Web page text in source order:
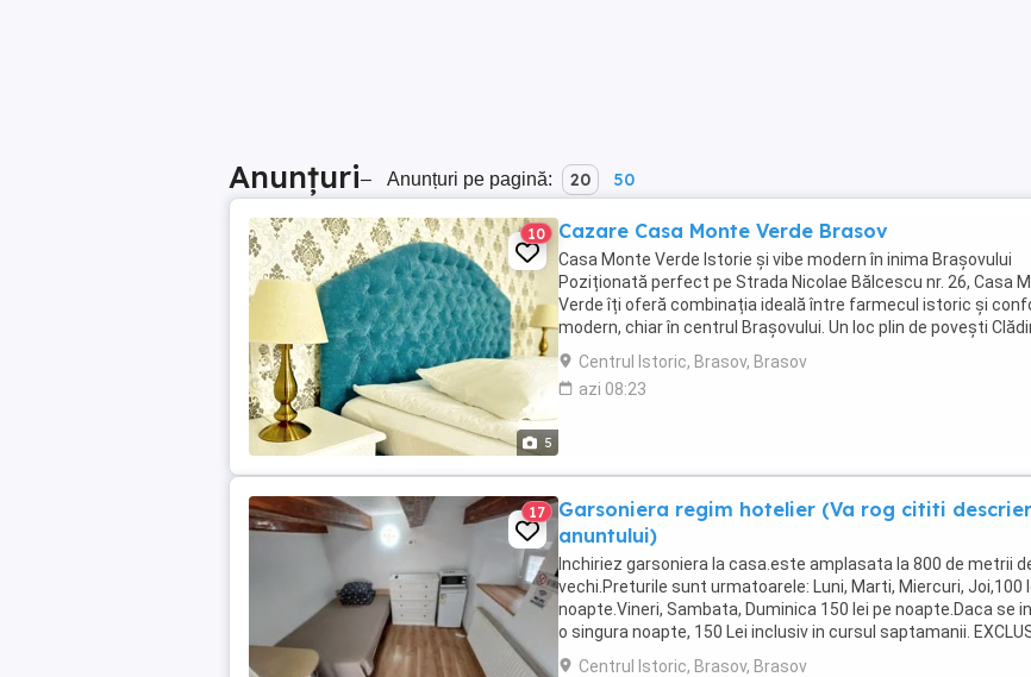
Anunțuri– Anunțuri pe pagină: 20 50
5
10 Cazare Casa Monte Verde Brasov
Casa Monte Verde Istorie și vibe modern în inima Brașovului
Poziționată perfect pe Strada Nicolae Bălcescu nr. 26, Casa
Verde îți oferă combinația ideală între farmecul istoric și
modern, chiar în centrul Brașovului. Un loc plin de povești
un monument istoric construit ...
Centrul Istoric, Brasov, Brasov
azi 08:23
17
Garsoniera regim hotelier (Va rog cititi
anuntului)
Inchiriez garsoniera la casa.este amplasata la 800 de metrii
vechi.Preturile sunt urmatoarele: Luni, Marti, Miercuri, Joi,100
noapte.Vineri, Sambata, Duminica 150 lei pe noapte.Daca se
o singura noapte, 150 Lei inclusiv in cursul saptamanii.
ESCORTE!!!Nu este demisol.Este ...
Centrul Istoric, Brasov, Brasov